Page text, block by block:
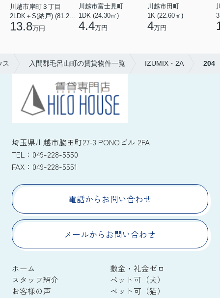
川越市岸町３丁目
13.8万円
川越市富士見町
1DK (24.30㎡)
4.4万円
川越市田町
1K (22.60㎡)
4万円
ス 入間郡毛呂山町の賃貸物件一覧 IZUMIX・2A 204
埼玉県川越市脇田町27-3 PONOビル 2FA
TEL： 049-228-5550
FAX： 049-228-5551
電話からお問い合わせ
メールからお問い合わせ
ホーム
敷金・礼金ゼロ
スタッフ紹介
ペット可（犬）
お客様の声
ペット可（猫）